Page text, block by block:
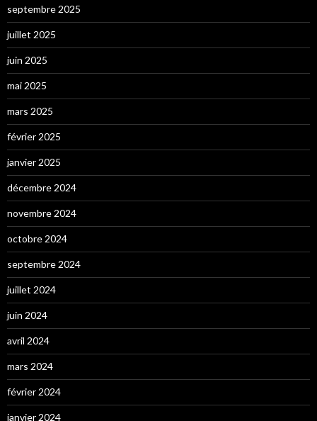
septembre 2025
juillet 2025
juin 2025
mai 2025
mars 2025
février 2025
janvier 2025
décembre 2024
novembre 2024
octobre 2024
septembre 2024
juillet 2024
juin 2024
avril 2024
mars 2024
février 2024
janvier 2024